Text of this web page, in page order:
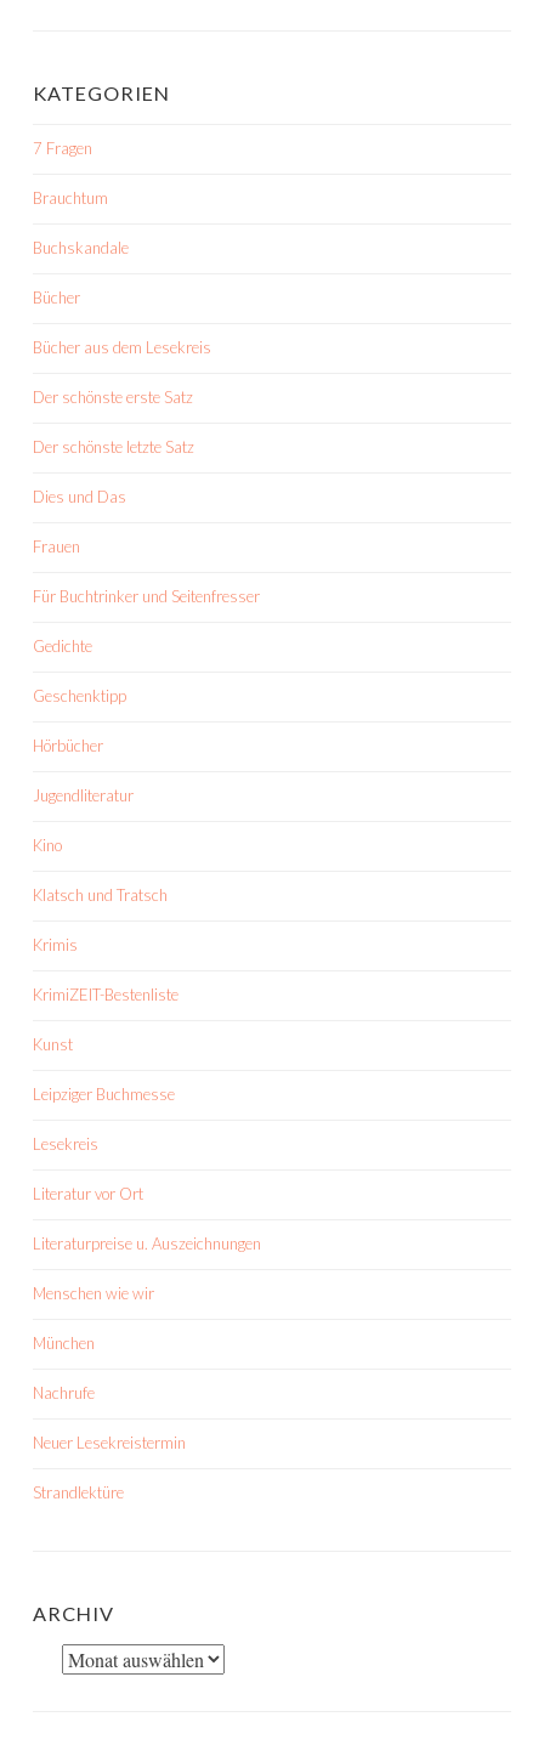
KATEGORIEN
7 Fragen
Brauchtum
Buchskandale
Bücher
Bücher aus dem Lesekreis
Der schönste erste Satz
Der schönste letzte Satz
Dies und Das
Frauen
Für Buchtrinker und Seitenfresser
Gedichte
Geschenktipp
Hörbücher
Jugendliteratur
Kino
Klatsch und Tratsch
Krimis
KrimiZEIT-Bestenliste
Kunst
Leipziger Buchmesse
Lesekreis
Literatur vor Ort
Literaturpreise u. Auszeichnungen
Menschen wie wir
München
Nachrufe
Neuer Lesekreistermin
Strandlektüre
ARCHIV
Archiv